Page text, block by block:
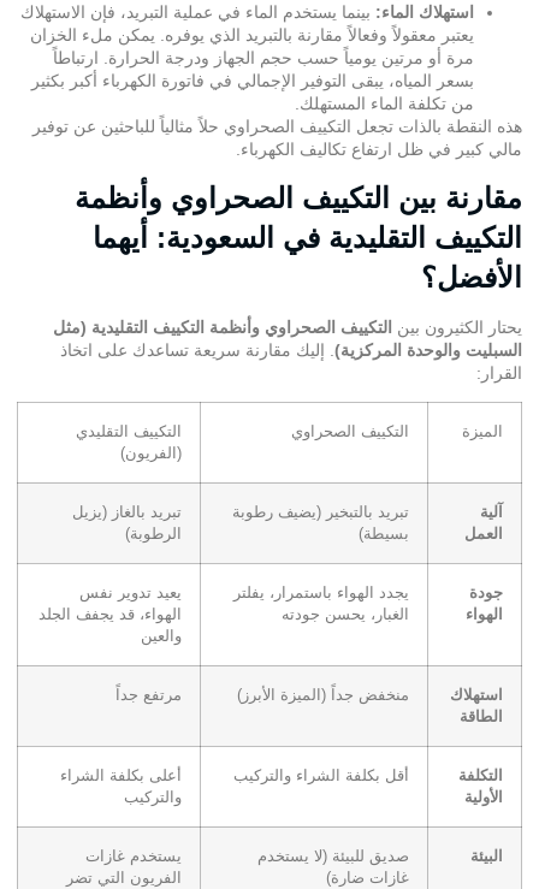
استهلاك الماء: بينما يستخدم الماء في عملية التبريد، فإن الاستهلاك
يعتبر معقولاً وفعالاً مقارنة بالتبريد الذي يوفره. يمكن ملء الخزان
مرة أو مرتين يومياً حسب حجم الجهاز ودرجة الحرارة. ارتباطاً
بسعر المياه، يبقى التوفير الإجمالي في فاتورة الكهرباء أكبر بكثير
من تكلفة الماء المستهلك.
هذه النقطة بالذات تجعل التكييف الصحراوي حلاً مثالياً للباحثين عن توفير
مالي كبير في ظل ارتفاع تكاليف الكهرباء.
مقارنة بين التكييف الصحراوي وأنظمة
التكييف التقليدية في السعودية: أيهما
الأفضل؟
يحتار الكثيرون بين التكييف الصحراوي وأنظمة التكييف التقليدية (مثل
السبليت والوحدة المركزية) . إليك مقارنة سريعة تساعدك على اتخاذ
القرار:
الميزة التكييف الصحراوي
التكييف التقليدي
(الفريون)
آلية
العمل
تبريد بالتبخير (يضيف رطوبة
بسيطة)
تبريد بالغاز (يزيل
الرطوبة)
جودة
الهواء
يجدد الهواء باستمرار، يفلتر
الغبار، يحسن جودته
يعيد تدوير نفس
الهواء، قد يجفف الجلد
والعين
استهلاك
الطاقة
منخفض جداً (الميزة الأبرز) مرتفع جداً
التكلفة
الأولية
أقل بكلفة الشراء والتركيب
أعلى بكلفة الشراء
والتركيب
البيئة
صديق للبيئة (لا يستخدم
غازات ضارة)
يستخدم غازات
الفريون التي تضر